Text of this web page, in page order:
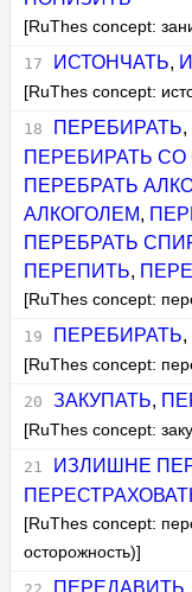
[RuThes concept:
ИСТОНЧАТЬ,
[RuThes concept:
ПЕРЕБИРАТЬ,
ПЕРЕБИРАТЬ
ПЕРЕБРАТЬ
АЛКОГОЛЕМ,
ПЕРЕБРАТЬ
ПЕРЕПИТЬ,
[RuThes concept:
ПЕРЕБИРАТЬ,
[RuThes concept:
ЗАКУПАТЬ,
[RuThes concept:
ИЗЛИШНЕ
[RuThes concept:
осторожность)]